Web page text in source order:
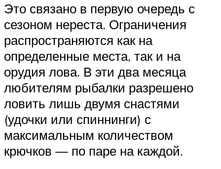
Это связано в первую очередь с
сезоном нереста. Ограничения
распространяются как на
определенные места, так и на
орудия лова. В эти два месяца
любителям рыбалки разрешено
ловить лишь двумя снастями
(удочки или спиннинги) с
максимальным количеством
крючков — по паре на каждой.